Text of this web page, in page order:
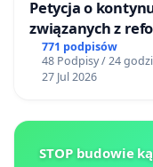
Petycja o
związanych z
771 podpisów
48 Podpisy / 24
27 Jul 2026
STOP budowie